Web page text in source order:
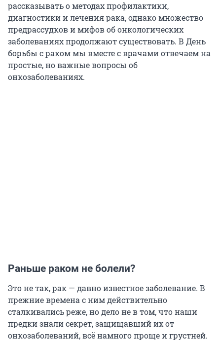
рассказывать о методах профилактики,
диагностики и лечения рака, однако множество
предрассудков и мифов об онкологических
заболеваниях продолжают существовать. В День
борьбы с раком мы вместе с врачами отвечаем на
простые, но важные вопросы об
онкозаболеваниях.
Раньше раком не болели?
Это не так, рак — давно известное заболевание. В
прежние времена с ним действительно
сталкивались реже, но дело не в том, что наши
предки знали секрет, защищавший их от
онкозаболеваний, всё намного проще и грустней.